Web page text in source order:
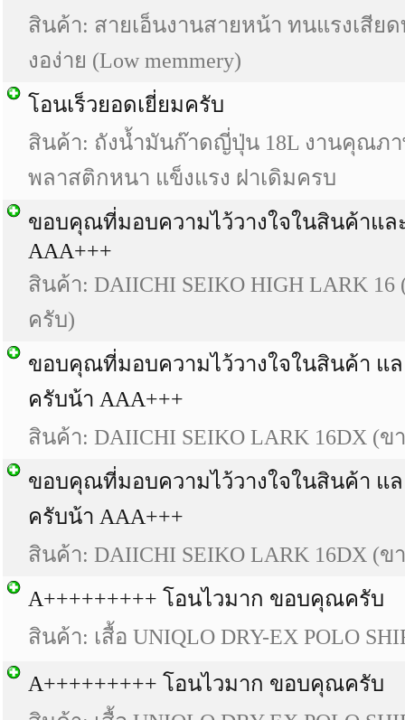
สินค้า: สายเอ็นงานสายหน้า ทนแรงเสีย
งอง่าย (Low memmery)
โอนเร็วยอดเยี่ยมครับ
สินค้า: ถังน้ำมันก๊าดญี่ปุ่น 18L งานคุณภ
พลาสติกหนา แข็งแรง ฝาเดิมครบ
ขอบคุณที่มอบความไว้วางใจในสินค้าแล
AAA+++
สินค้า: DAIICHI SEIKO HIGH LARK
ครับ)
ขอบคุณที่มอบความไว้วางใจในสินค้า แล
ครับน้า AAA+++
สินค้า: DAIICHI SEIKO LARK 16DX (
ขอบคุณที่มอบความไว้วางใจในสินค้า แล
ครับน้า AAA+++
สินค้า: DAIICHI SEIKO LARK 16DX (
A+++++++++ โอนไวมาก ขอบคุณครับ
สินค้า: เสื้อ UNIQLO DRY-EX POLO
A+++++++++ โอนไวมาก ขอบคุณครับ